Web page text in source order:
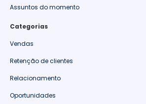
Assuntos do momento
Categorias
Vendas
Retenção de clientes
Relacionamento
Oportunidades